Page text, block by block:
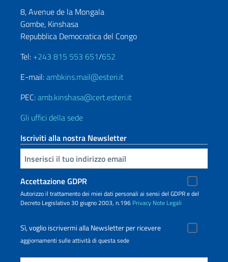
8, Avenue de la Mongala
Gombe, Kinshasa
Repubblica Democratica del Congo
Tel: +243 815 553 651/652
E-mail:ambkins.mail@esteri.it
PEC:amb.kinshasa@cert.esteri.it
Gli uffici della sede
Iscriviti alla nostra Newsletter
Inserisci la tua email
Accettazione GDPR
Autorizzo il trattamento dei miei dati personali ai sensi del GDPR e del
Decreto Legislativo 30 giugno 2003, n.196 Privacy Note Legali
Sì, voglio iscrivermi alla Newsletter per ricevere
aggiornamenti sulle attività di questa sede